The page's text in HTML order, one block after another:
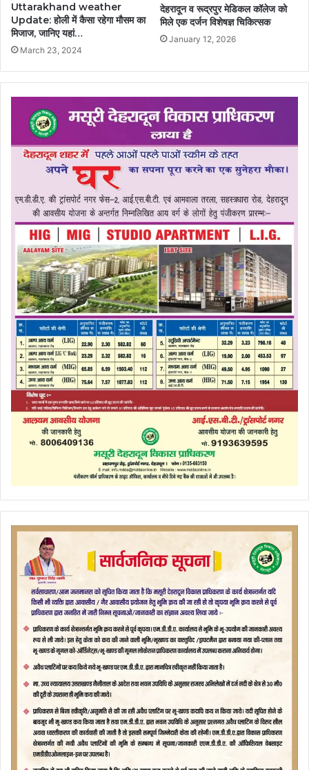
Uttarakhand weather
Update: होली में कैसा रहेगा मौसम का
मिजाज, जानिए यहां…
March 23, 2024
देहरादून व रूद्रपुर मेडिकल कॉलेज को
मिले एक दर्जन विशेषज्ञ चिकित्सक
January 12, 2026